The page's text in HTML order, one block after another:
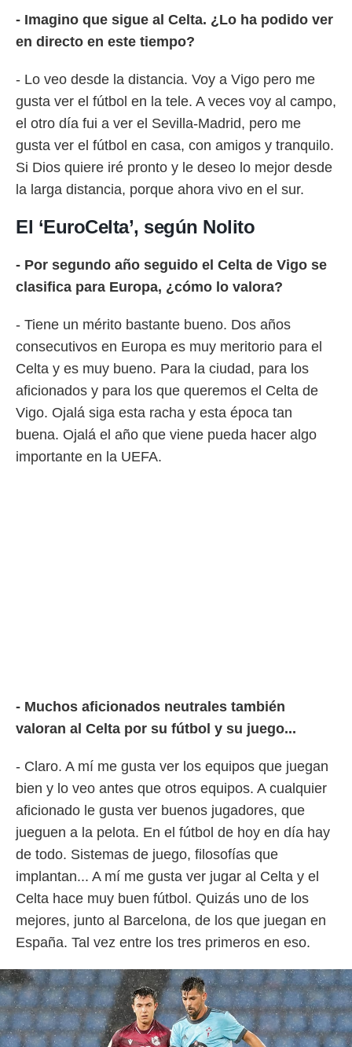
e
publicidad
publicidad
de
1199
- Imagino que sigue al Celta. ¿Lo ha podido ver
en directo en este tiempo?
- Lo veo desde la distancia. Voy a Vigo pero me
gusta ver el fútbol en la tele. A veces voy al campo,
el otro día fui a ver el Sevilla-Madrid, pero me
gusta ver el fútbol en casa, con amigos y tranquilo.
Si Dios quiere iré pronto y le deseo lo mejor desde
la larga distancia, porque ahora vivo en el sur.
El ‘EuroCelta’, según Nolito
- Por segundo año seguido el Celta de Vigo se
clasifica para Europa, ¿cómo lo valora?
- Tiene un mérito bastante bueno. Dos años
consecutivos en Europa es muy meritorio para el
Celta y es muy bueno. Para la ciudad, para los
aficionados y para los que queremos el Celta de
Vigo. Ojalá siga esta racha y esta época tan
buena. Ojalá el año que viene pueda hacer algo
importante en la UEFA.
- Muchos aficionados neutrales también
valoran al Celta por su fútbol y su juego...
- Claro. A mí me gusta ver los equipos que juegan
bien y lo veo antes que otros equipos. A cualquier
aficionado le gusta ver buenos jugadores, que
jueguen a la pelota. En el fútbol de hoy en día hay
de todo. Sistemas de juego, filosofías que
implantan... A mí me gusta ver jugar al Celta y el
Celta hace muy buen fútbol. Quizás uno de los
mejores, junto al Barcelona, de los que juegan en
España. Tal vez entre los tres primeros en eso.